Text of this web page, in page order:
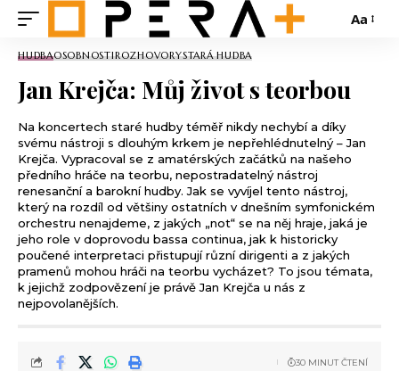
Aa
HUDBAOSOBNOSTIROZHOVORYSTARÁ HUDBA
Jan Krejča: Můj život s teorbou
Na koncertech staré hudby téměř nikdy nechybí a díky
svému nástroji s dlouhým krkem je nepřehlédnutelný – Jan
Krejča. Vypracoval se z amatérských začátků na našeho
předního hráče na teorbu, nepostradatelný nástroj
renesanční a barokní hudby. Jak se vyvíjel tento nástroj,
který na rozdíl od většiny ostatních v dnešním symfonickém
orchestru nenajdeme, z jakých „not“ se na něj hraje, jaká je
jeho role v doprovodu bassa continua, jak k historicky
poučené interpretaci přistupují různí dirigenti a z jakých
pramenů mohou hráči na teorbu vycházet? To jsou témata,
k jejichž zodpovězení je právě Jan Krejča u nás z
nejpovolanějších.
30 MINUT ČTENÍ